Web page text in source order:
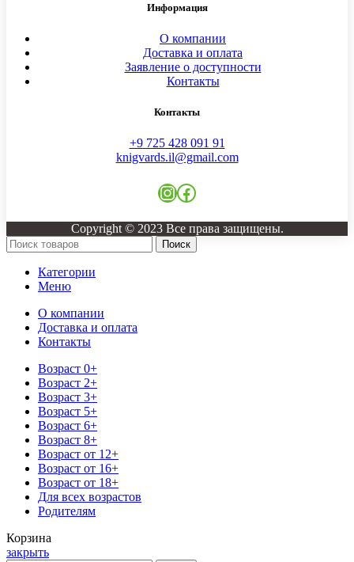
Информация
О компании
Доставка и оплата
Заявление о доступности
Контакты
Контакты
+9 725 428 091 91
knigvards.il@gmail.com
Instagram
Facebook
Copyright © 2023 Все права защищены.
Поиск
Категории
Меню
О компании
Доставка и оплата
Контакты
Возраст 0+
Возраст 2+
Возраст 3+
Возраст 5+
Возраст 6+
Возраст 8+
Возраст от 12+
Возраст от 16+
Возраст от 18+
Для всех возрастов
Родителям
Корзина
закрыть